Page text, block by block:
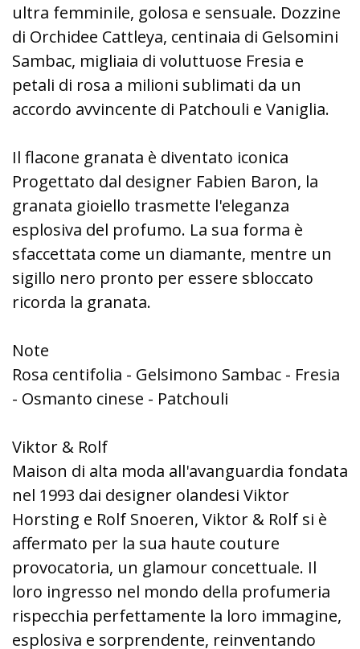
ultra femminile, golosa e sensuale. Dozzine
di Orchidee Cattleya, centinaia di Gelsomini
Sambac, migliaia di voluttuose Fresia e
petali di rosa a milioni sublimati da un
accordo avvincente di Patchouli e Vaniglia.
Il flacone granata è diventato iconica
Progettato dal designer Fabien Baron, la
granata gioiello trasmette l'eleganza
esplosiva del profumo. La sua forma è
sfaccettata come un diamante, mentre un
sigillo nero pronto per essere sbloccato
ricorda la granata.
Note
Rosa centifolia - Gelsimono Sambac - Fresia
- Osmanto cinese - Patchouli
Viktor & Rolf
Maison di alta moda all'avanguardia fondata
nel 1993 dai designer olandesi Viktor
Horsting e Rolf Snoeren, Viktor & Rolf si è
affermato per la sua haute couture
provocatoria, un glamour concettuale. Il
loro ingresso nel mondo della profumeria
rispecchia perfettamente la loro immagine,
esplosiva e sorprendente, reinventando